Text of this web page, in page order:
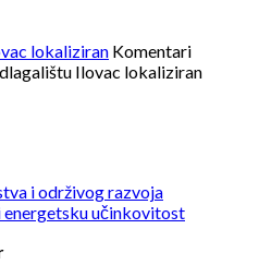
lokaliziran Komentari
Ilovac lokaliziran
i održivog razvoja
energetsku učinkovitost